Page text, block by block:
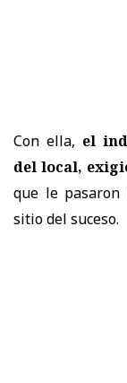
Con ella, el
del local,
que le
sitio del suceso.